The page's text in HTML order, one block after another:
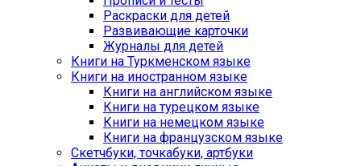
Раскраски для детей
Развивающие карточки
Журналы для детей
Книги на Туркменском языке
Книги на иностранном языке
Книги на английском языке
Книги на турецком языке
Книги на немецком языке
Книги на французском языке
Cкетчбуки, точкабуки, артбуки